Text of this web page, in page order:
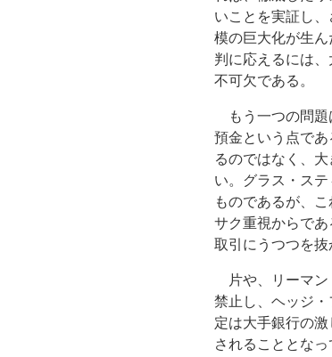
いことを実証し
模の巨大化が生ん
判に応えるには
不可欠である。
もう一つの問題
預金という点で
るのではなく、
い。グラス・ス
ものであるが、
サク重視からで
取引にうつつを抜
片や、リーマン
禁止し、ヘッジ
定は大手銀行の
されることとな